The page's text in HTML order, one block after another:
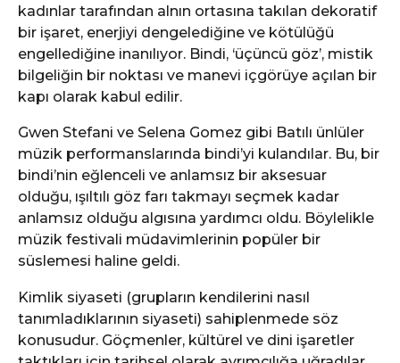
kadınlar tarafından alnın ortasına takılan dekoratif
bir işaret, enerjiyi dengelediğine ve kötülüğü
engellediğine inanılıyor. Bindi, ‘üçüncü göz’, mistik
bilgeliğin bir noktası ve manevi içgörüye açılan bir
kapı olarak kabul edilir.
Gwen Stefani ve Selena Gomez gibi Batılı ünlüler
müzik performanslarında bindi’yi kulandılar. Bu, bir
bindi’nin eğlenceli ve anlamsız bir aksesuar
olduğu, ışıltılı göz farı takmayı seçmek kadar
anlamsız olduğu algısına yardımcı oldu. Böylelikle
müzik festivali müdavimlerinin popüler bir
süslemesi haline geldi.
Kimlik siyaseti (grupların kendilerini nasıl
tanımladıklarının siyaseti) sahiplenmede söz
konusudur. Göçmenler, kültürel ve dini işaretler